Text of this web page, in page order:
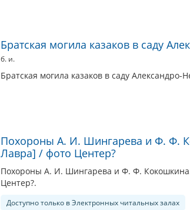
Братская могила казаков в саду
б. и.
Братская могила казаков в саду Александро-
Похороны А. И. Шингарева и Ф. Ф.
Лавра] / фото Центер?
Похороны А. И. Шингарева и Ф. Ф.
Центер?.
Доступно только в Электронных читальных залах